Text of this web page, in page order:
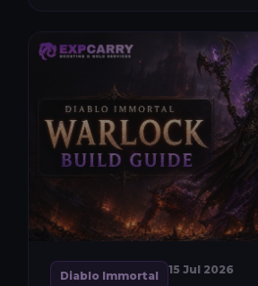
Diablo Immortal 15 Jul 2026